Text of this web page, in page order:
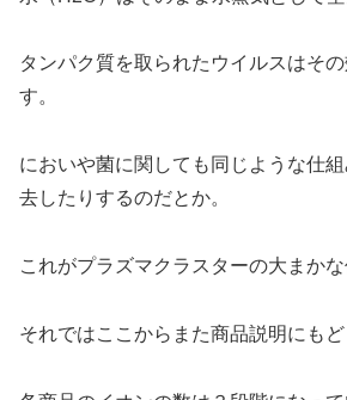
タンパク質を取られたウイルスはそ
す。
においや菌に関しても同じような仕
去したりするのだとか。
これがプラズマクラスターの大まかな
それではここからまた商品説明にもど